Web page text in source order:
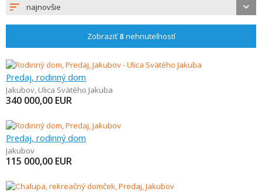
najnovšie
Zobraziť8nehnuteľností
Predaj, rodinný dom
Jakubov, Ulica Svätého Jakuba
340 000,00 EUR
Predaj, rodinný dom
Jakubov
115 000,00 EUR